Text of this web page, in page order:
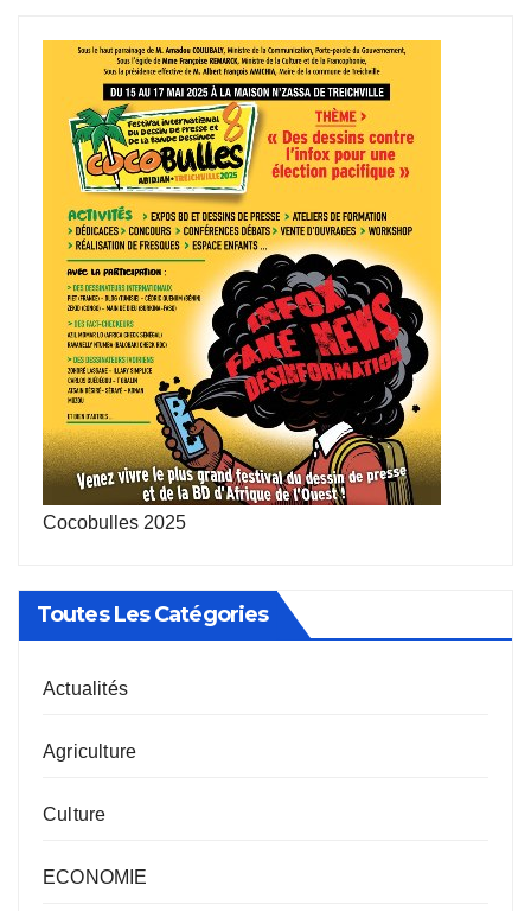
Cocobulles 2025
Toutes Les Catégories
Actualités
Agriculture
Culture
ECONOMIE